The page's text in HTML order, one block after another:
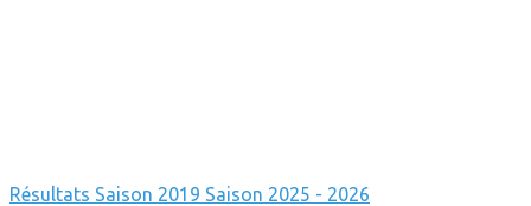
Résultats Saison 2019 Saison 2025 - 2026